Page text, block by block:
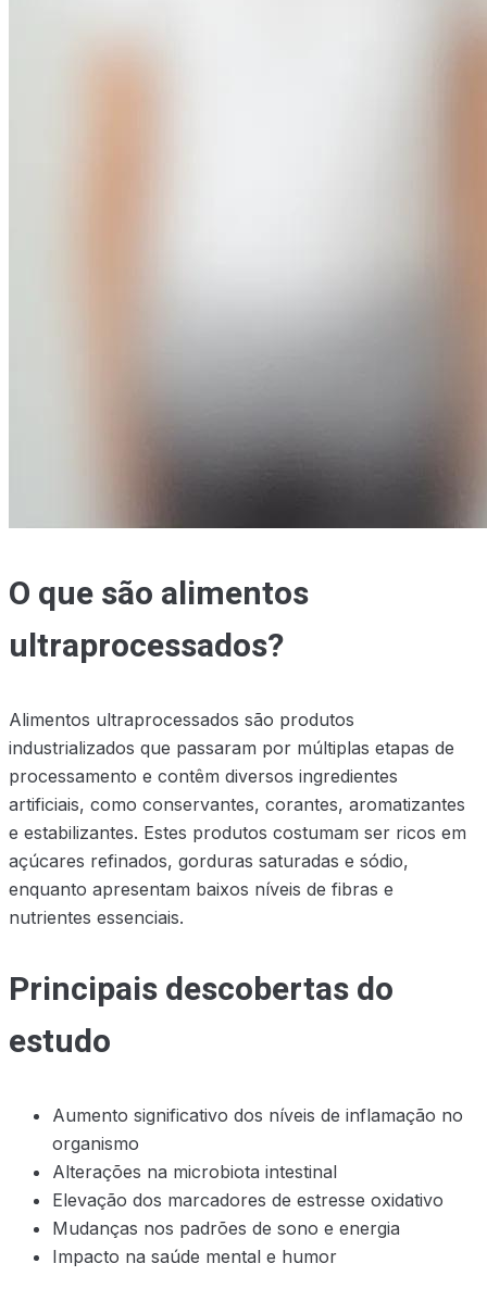
O que são alimentos
ultraprocessados?
Alimentos ultraprocessados são produtos
industrializados que passaram por múltiplas etapas de
processamento e contêm diversos ingredientes
artificiais, como conservantes, corantes, aromatizantes
e estabilizantes. Estes produtos costumam ser ricos em
açúcares refinados, gorduras saturadas e sódio,
enquanto apresentam baixos níveis de fibras e
nutrientes essenciais.
Principais descobertas do
estudo
Aumento significativo dos níveis de inflamação no
organismo
Alterações na microbiota intestinal
Elevação dos marcadores de estresse oxidativo
Mudanças nos padrões de sono e energia
Impacto na saúde mental e humor